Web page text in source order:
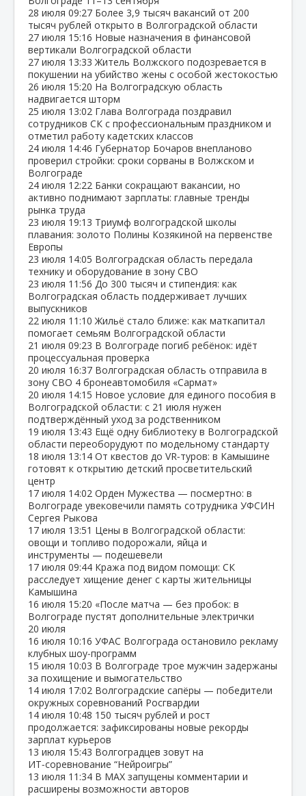
28 июля 09:27 Более 3,9 тысяч вакансий от 200
тысяч рублей открыто в Волгоградской области
27 июля 15:16 Новые назначения в финансовой
вертикали Волгоградской области
27 июля 13:33 Житель Волжского подозревается в
покушении на убийство жены с особой жестокостью
26 июля 15:20 На Волгоградскую область
надвигается шторм
25 июля 13:02 Глава Волгограда поздравил
сотрудников СК с профессиональным праздником и
отметил работу кадетских классов
24 июля 14:46 Губернатор Бочаров внепланово
проверил стройки: сроки сорваны в Волжском и
Волгограде
24 июля 12:22 Банки сокращают вакансии, но
активно поднимают зарплаты: главные тренды
рынка труда
23 июля 19:13 Триумф волгоградской школы
плавания: золото Полины Козякиной на первенстве
Европы
23 июля 14:05 Волгоградская область передала
технику и оборудование в зону СВО
23 июля 11:56 До 300 тысяч и стипендия: как
Волгоградская область поддерживает лучших
выпускников
22 июля 11:10 Жильё стало ближе: как маткапитал
помогает семьям Волгоградской области
21 июля 09:23 В Волгограде погиб ребёнок: идёт
процессуальная проверка
20 июля 16:37 Волгоградская область отправила в
зону СВО 4 бронеавтомобиля «Сармат»
20 июля 14:15 Новое условие для единого пособия в
Волгоградской области: с 21 июля нужен
подтверждённый уход за родственником
19 июля 13:43 Ещё одну библиотеку в Волгоградской
области переоборудуют по модельному стандарту
18 июля 13:14 От квестов до VR‑туров: в Камышине
готовят к открытию детский просветительский
центр
17 июля 14:02 Орден Мужества — посмертно: в
Волгограде увековечили память сотрудника УФСИН
Сергея Рыкова
17 июля 13:51 Цены в Волгоградской области:
овощи и топливо подорожали, яйца и
инструменты — подешевели
17 июля 09:44 Кража под видом помощи: СК
расследует хищение денег с карты жительницы
Камышина
16 июля 15:20 «После матча — без пробок: в
Волгограде пустят дополнительные электрички
20 июля
16 июля 10:16 УФАС Волгограда остановило рекламу
клубных шоу‑программ
15 июля 10:03 В Волгограде трое мужчин задержаны
за похищение и вымогательство
14 июля 17:02 Волгоградские сапёры — победители
окружных соревнований Росгвардии
14 июля 10:48 150 тысяч рублей и рост
продолжается: зафиксированы новые рекорды
зарплат курьеров
13 июля 15:43 Волгоградцев зовут на
ИТ‑соревнование “Нейроигры”
13 июля 11:34 В МАХ запущены комментарии и
расширены возможности авторов